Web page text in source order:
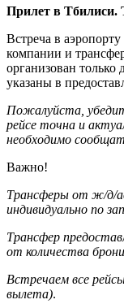
Прилет в Тбилиси.
Встреча в
компании и
организован только
указаны в
Пожалуйста,
рейсе точна и
необходимо
Важно!
Трансферы от ж/д/
индивидуально по
Трансфер
от количества
Встречаем все
вылета).